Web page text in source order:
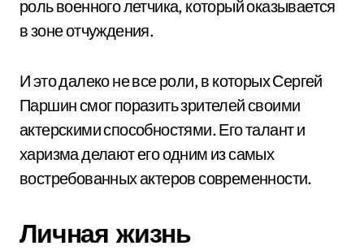
роль военного летчика, который оказывается
в зоне отчуждения.
И это далеко не все роли, в которых Сергей
Паршин смог поразить зрителей своими
актерскими способностями. Его талант и
харизма делают его одним из самых
востребованных актеров современности.
Личная жизнь